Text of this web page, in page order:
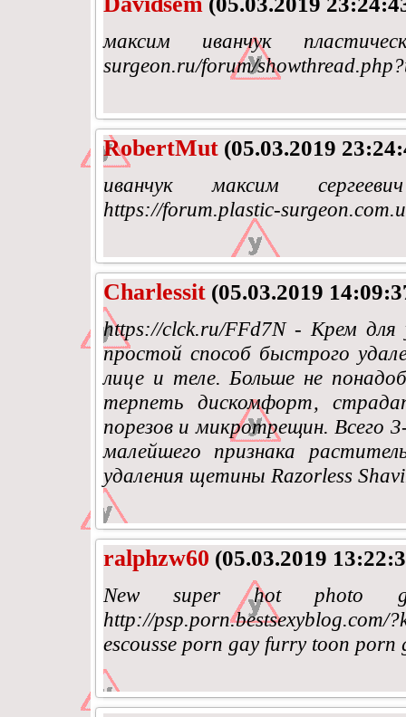
максим иванчук
surgeon.ru/forum/
RobertMut (05.03.2019
иванчук максим
https://forum.plastic-
Charlessit (05.03.2019
https://clck.ru/FFd7N - Крем
простой способ быстрого
лице и теле. Больше не
терпеть дискомфорт,
порезов и микротрещин. Всего
малейшего признака
удаления щетины Razorless
ralphzw60 (05.03.2019
New super hot photo
http://
escousse porn gay furry toon